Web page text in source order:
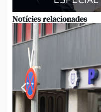
Notícies relacionades